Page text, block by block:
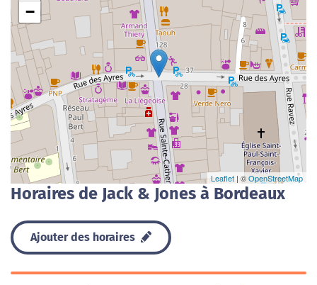
−
Leaflet | ©OpenStreetMap
Horaires de Jack & Jones à Bordeaux
Ajouter des horaires